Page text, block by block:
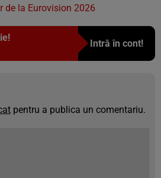
de la Eurovision 2026
Intră în cont!
pentru a publica un comentariu.